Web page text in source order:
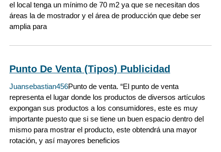
el local tenga un mínimo de 70 m2 ya que se necesitan dos
áreas la de mostrador y el área de producción que debe ser
amplia para
Punto De Venta (Tipos) Publicidad
Juansebastian456Punto de venta. “El punto de venta
representa el lugar donde los productos de diversos artículos
expongan sus productos a los consumidores, este es muy
importante puesto que si se tiene un buen espacio dentro del
mismo para mostrar el producto, este obtendrá una mayor
rotación, y así mayores beneficios